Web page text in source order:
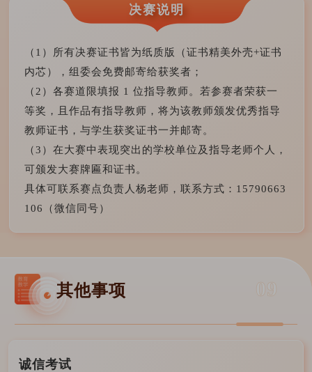
决赛说明
（1）所有决赛证书皆为纸质版（证书精美外壳+证书
内芯），组委会免费邮寄给获奖者；
（2）各赛道限填报 1 位指导教师。若参赛者荣获一
等奖，且作品有指导教师，将为该教师颁发优秀指导
教师证书，与学生获奖证书一并邮寄。
（3）在大赛中表现突出的学校单位及指导老师个人，
可颁发大赛牌匾和证书。
具体可联系赛点负责人杨老师，联系方式：15790663
106（微信同号）
其他事项 09
诚信考试